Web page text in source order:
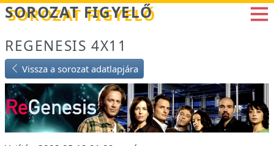
Betöltés...
SOROZAT FIGYELŐ
REGENESIS 4X11
Vissza a sorozat adatlapjára